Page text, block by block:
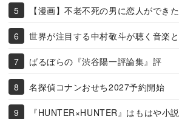
【漫画】不老不死の男に恋人ができ
世界が注目する中村敬斗が聴く音楽
ばるぼらの『渋谷陽一評論集』評
名探偵コナンおせち2027予約開始
『HUNTER×HUNTER』はもはや小